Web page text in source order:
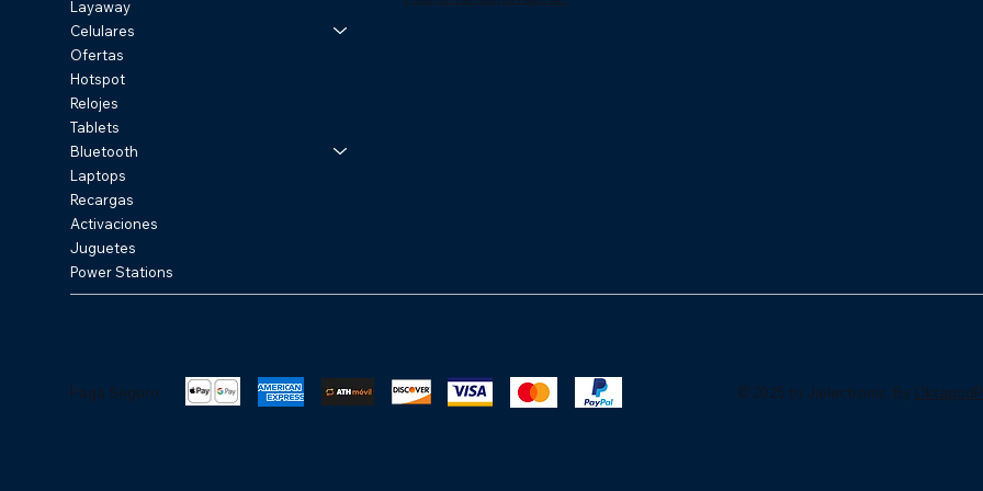
Layaway
Celulares
Ofertas
Hotspot
Relojes
Tablets
Bluetooth
Laptops
Recargas
Activaciones
Juguetes
Power Stations
Paga Seguro © 2025 to Jjelectronic. By